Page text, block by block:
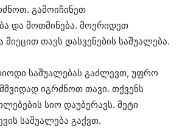
გამოიჩინეთ
და მოთმინება. მოერიდეთ
თავს დასვენების საშუალება.
საშუალებას გაძლევთ, უფრო
იგრძნოთ თავი. თქვენს
სიო დაუბერავს. მეტი
საშუალება გაქვთ.